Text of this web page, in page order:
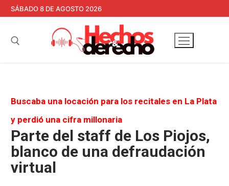
contenido
SÁBADO 8 DE AGOSTO 2026
Buscaba una locación para los recitales en La Plata
y perdió una cifra millonaria
Parte del staff de Los Piojos,
blanco de una defraudación
virtual